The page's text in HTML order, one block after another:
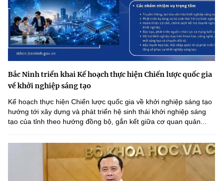
Bắc Ninh triển khai Kế hoạch thực hiện Chiến lược quốc gia
về khởi nghiệp sáng tạo
Kế hoạch thực hiện Chiến lược quốc gia về khởi nghiệp sáng tạo
hướng tới xây dựng và phát triển hệ sinh thái khởi nghiệp sáng
tạo của tỉnh theo hướng đồng bộ, gắn kết giữa cơ quan quản...